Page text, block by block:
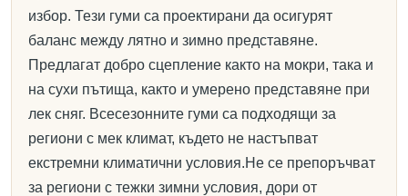
избор. Тези гуми са проектирани да осигурят
баланс между лятно и зимно представяне.
Предлагат добро сцепление както на мокри, така и
на сухи пътища, както и умерено представяне при
лек сняг. Всесезонните гуми са подходящи за
региони с мек климат, където не настъпват
екстремни климатични условия.Не се препоръчват
за региони с тежки зимни условия, дори от